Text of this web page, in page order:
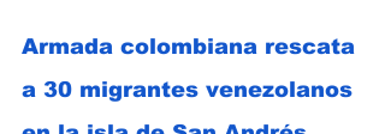
Armada colombiana rescata
a 30 migrantes venezolanos